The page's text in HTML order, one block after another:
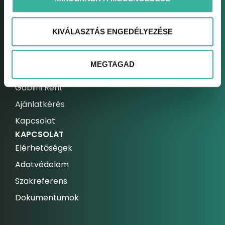
KIVÁLASZTÁS ENGEDÉLYEZÉSE
MEGTAGAD
Assistance csomagok
Szerviz bejelentkezés
Gablini Rent
Ajánlatkérés
Kapcsolat
KAPCSOLAT
Elérhetőségek
Adatvédelem
Szakreferens
Dokumentumok